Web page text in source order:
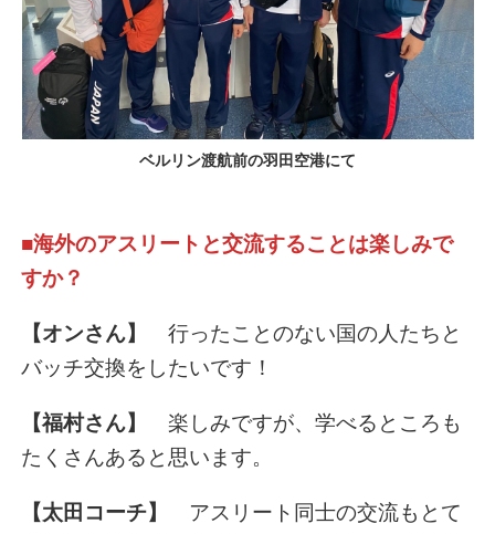
ベルリン渡航前の羽田空港にて
■海外のアスリートと交流することは楽しみで
すか？
【オンさん】
行ったことのない国の人たちと
バッチ交換をしたいです！
【福村さん】
楽しみですが、学べるところも
たくさんあると思います。
【太田コーチ】
アスリート同士の交流もとて